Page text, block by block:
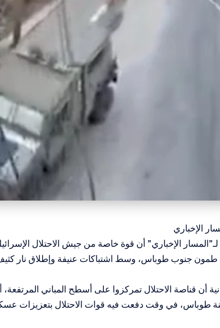
الإخباري
الإخباري” أن قوة خاصة من جيش الاحتلال
طمون جنوب طوباس، وسط اشتباكات عنيفة وإطلاق نار
أن قناصة الاحتلال تمركزوا على أسطح المباني المرتفعة،
طوباس، في وقت دفعت فيه قوات الاحتلال بتعزيزات